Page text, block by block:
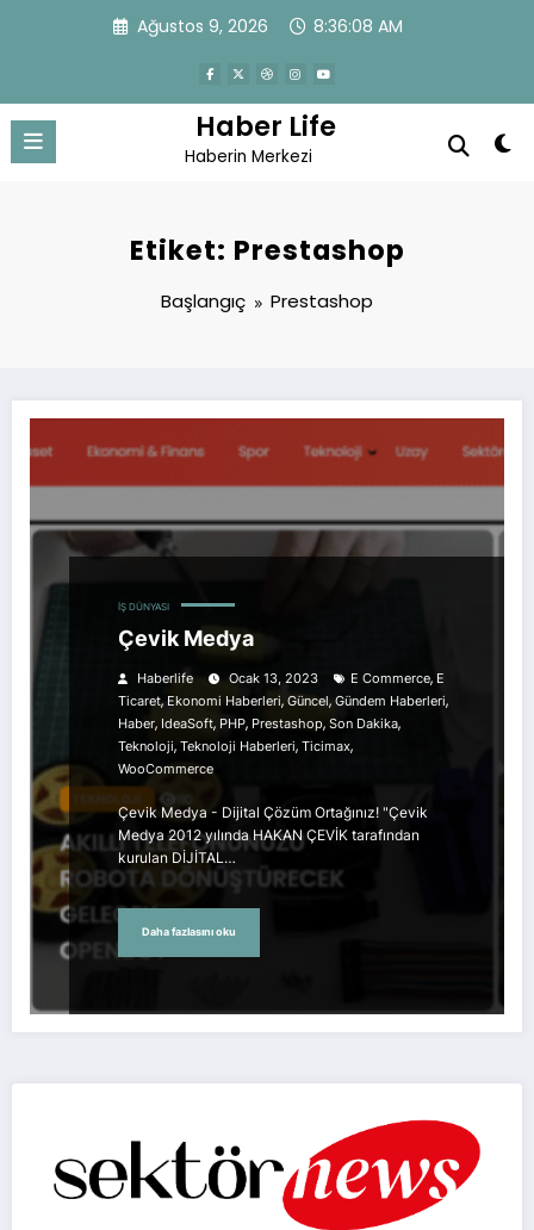
Ağustos 9, 2026 8:36:08 AM
Haber Life
Haberin Merkezi
Etiket: Prestashop
Başlangıç Prestashop
İŞ DÜNYASI
Çevik Medya
Haberlife Ocak 13, 2023 E Commerce, E
Ticaret, Ekonomi Haberleri, Güncel, Gündem Haberleri,
Haber, IdeaSoft, PHP, Prestashop, Son Dakika,
Teknoloji, Teknoloji Haberleri, Ticimax,
WooCommerce
Çevik Medya - Dijital Çözüm Ortağınız! "Çevik
Medya 2012 yılında HAKAN ÇEVİK tarafından
kurulan DİJİTAL…
Daha fazlasını oku